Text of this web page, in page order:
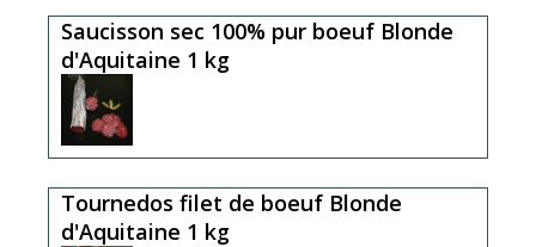
Saucisson sec 100% pur boeuf Blonde
d'Aquitaine 1 kg
Tournedos filet de boeuf Blonde
d'Aquitaine 1 kg